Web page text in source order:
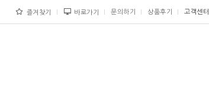
즐겨찾기 바로가기 문의하기 상품후기 고객센터